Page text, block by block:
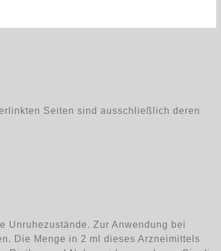
Seiten sind ausschließlich deren
Unruhezustände. Zur Anwendung bei
Die Menge in 2 ml dieses Arzneimittels